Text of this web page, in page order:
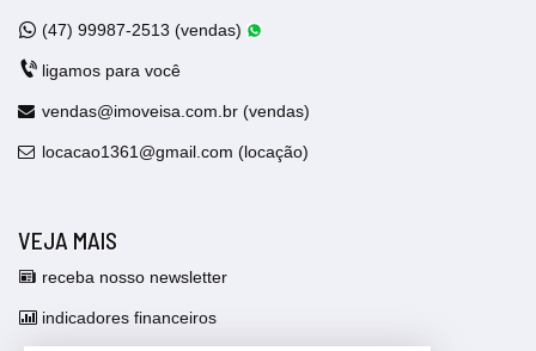
(47) 99987-2513 (vendas)
ligamos para você
vendas@imoveisa.com.br (vendas)
locacao1361@gmail.com (locação)
VEJA MAIS
receba nosso newsletter
indicadores financeiros